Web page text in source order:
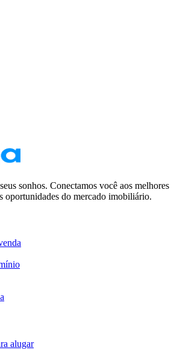
sonhos. Conectamos você aos melhores
oportunidades do mercado imobiliário.
alugar